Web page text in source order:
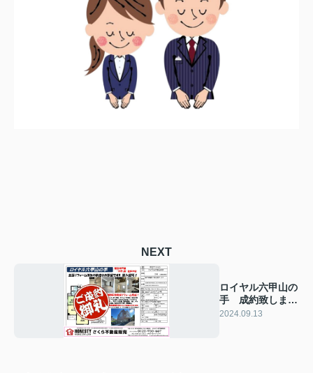
NEXT
ロイヤル六甲山の
手 成約致しまし
た！ 2024年9月
2024.09.13